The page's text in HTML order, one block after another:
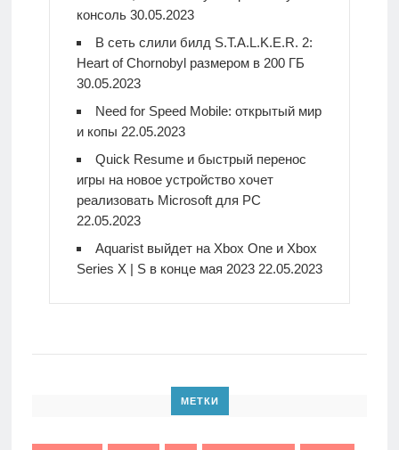
консоль 30.05.2023
В сеть слили билд S.T.A.L.K.E.R. 2:
Heart of Chornobyl размером в 200 ГБ
30.05.2023
Need for Speed Mobile: открытый мир
и копы 22.05.2023
Quick Resume и быстрый перенос
игры на новое устройство хочет
реализовать Microsoft для PC
22.05.2023
Aquarist выйдет на Xbox One и Xbox
Series X | S в конце мая 2023 22.05.2023
МЕТКИ